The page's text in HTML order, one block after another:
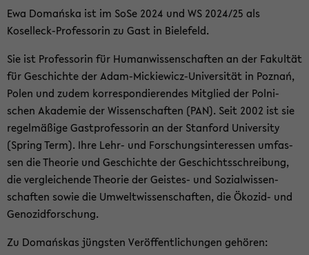
Ewa Domańska ist im SoSe 2024 und WS 2024/25 als
Koselleck-​Professorin zu Gast in Bie­le­feld.
Sie ist Pro­fes­so­rin für Hu­man­wis­sen­schaf­ten an der Fa­kul­tät
für Ge­schich­te der Adam-​Mickiewicz-Universität in Poznań,
Polen und zudem kor­re­spon­die­ren­des Mit­glied der Pol­ni­
schen Aka­de­mie der Wis­sen­schaf­ten (PAN). Seit 2002 ist sie
re­gel­mä­ßi­ge Gast­pro­fes­so­rin an der Stan­ford Uni­ver­si­ty
(Spring Term). Ihre Lehr- und For­schungs­in­ter­es­sen um­fas­
sen die Theo­rie und Ge­schich­te der Ge­schichts­schrei­bung,
die ver­glei­chen­de Theo­rie der Geistes-​ und So­zi­al­wis­sen­
schaf­ten sowie die Um­welt­wis­sen­schaf­ten, die Ökozid-​ und
Ge­no­zid­for­schung.
Zu Domańskas jüngs­ten Ver­öf­fent­li­chun­gen ge­hö­ren: